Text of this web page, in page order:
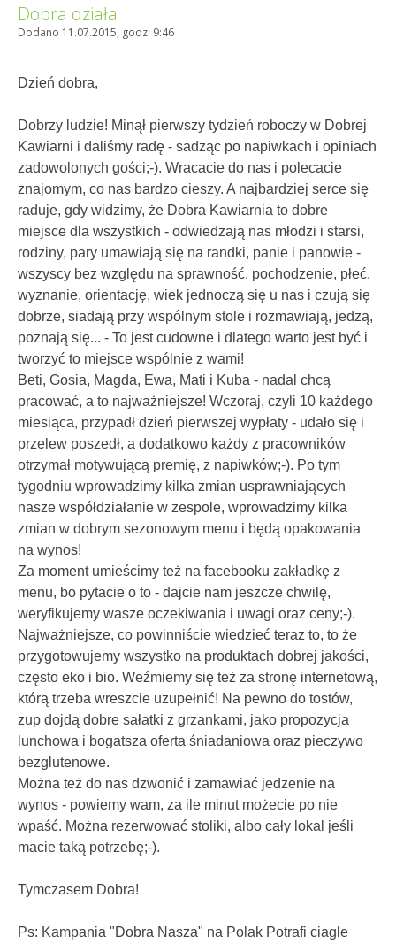
Dobra działa
Dodano 11.07.2015, godz. 9:46
Dzień dobra,
Dobrzy ludzie! Minął pierwszy tydzień roboczy w Dobrej
Kawiarni i daliśmy radę - sadząc po napiwkach i opiniach
zadowolonych gości;-). Wracacie do nas i polecacie
znajomym, co nas bardzo cieszy. A najbardziej serce się
raduje, gdy widzimy, że Dobra Kawiarnia to dobre
miejsce dla wszystkich - odwiedzają nas młodzi i starsi,
rodziny, pary umawiają się na randki, panie i panowie -
wszyscy bez względu na sprawność, pochodzenie, płeć,
wyznanie, orientację, wiek jednoczą się u nas i czują się
dobrze, siadają przy wspólnym stole i rozmawiają, jedzą,
poznają się... - To jest cudowne i dlatego warto jest być i
tworzyć to miejsce wspólnie z wami!
Beti, Gosia, Magda, Ewa, Mati i Kuba - nadal chcą
pracować, a to najważniejsze! Wczoraj, czyli 10 każdego
miesiąca, przypadł dzień pierwszej wypłaty - udało się i
przelew poszedł, a dodatkowo każdy z pracowników
otrzymał motywującą premię, z napiwków;-). Po tym
tygodniu wprowadzimy kilka zmian usprawniających
nasze współdziałanie w zespole, wprowadzimy kilka
zmian w dobrym sezonowym menu i będą opakowania
na wynos!
Za moment umieścimy też na facebooku zakładkę z
menu, bo pytacie o to - dajcie nam jeszcze chwilę,
weryfikujemy wasze oczekiwania i uwagi oraz ceny;-).
Najważniejsze, co powinniście wiedzieć teraz to, to że
przygotowujemy wszystko na produktach dobrej jakości,
często eko i bio. Weźmiemy się też za stronę internetową,
którą trzeba wreszcie uzupełnić! Na pewno do tostów,
zup dojdą dobre sałatki z grzankami, jako propozycja
lunchowa i bogatsza oferta śniadaniowa oraz pieczywo
bezglutenowe.
Można też do nas dzwonić i zamawiać jedzenie na
wynos - powiemy wam, za ile minut możecie po nie
wpaść. Można rezerwować stoliki, albo cały lokal jeśli
macie taką potrzebę;-).
Tymczasem Dobra!
Ps: Kampania "Dobra Nasza" na Polak Potrafi ciagle